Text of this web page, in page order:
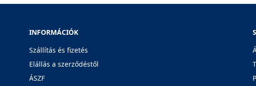
INFORMÁCIÓK
Szállítás és fizetés
Elállás a szerződéstől
ÁSZF